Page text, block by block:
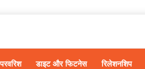
डाइट और फिटनेस रिलेशनशिप